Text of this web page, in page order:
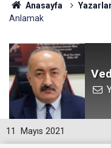
Anasayfa Yazarlar
Anlamak
11 Mayıs 2021